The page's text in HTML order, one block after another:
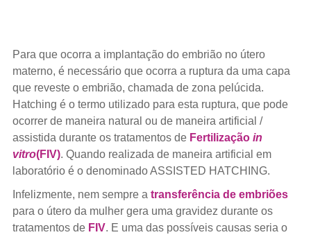
Para que ocorra a implantação do embrião no útero
materno, é necessário que ocorra a ruptura da uma capa
que reveste o embrião, chamada de zona pelúcida.
Hatching é o termo utilizado para esta ruptura, que pode
ocorrer de maneira natural ou de maneira artificial /
assistida durante os tratamentos de Fertilização in
vitro(FIV). Quando realizada de maneira artificial em
laboratório é o denominado ASSISTED HATCHING.
Infelizmente, nem sempre a transferência de embriões
para o útero da mulher gera uma gravidez durante os
tratamentos de FIV. E uma das possíveis causas seria o